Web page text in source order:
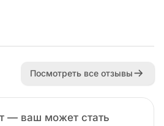
Посмотреть все отзывы
— ваш может стать